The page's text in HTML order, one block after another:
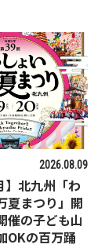
2026.08.09
】北九州「わ
夏まつり」開
催の子ども山
OKの百万踊